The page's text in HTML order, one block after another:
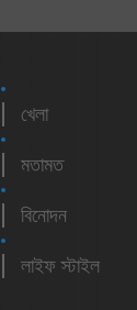
খেলা
মতামত
বিনোদন
লাইফ স্টাইল